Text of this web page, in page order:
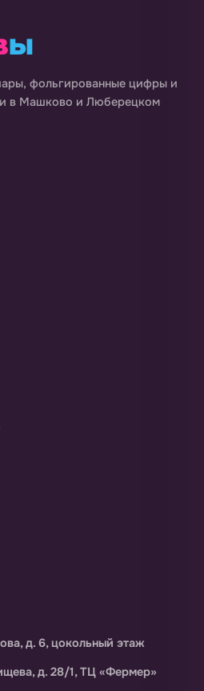
Ы
фольгированные цифры и
в Машково и Люберецком
д. 6, цокольный этаж
д. 28/1, ТЦ «Фермер»